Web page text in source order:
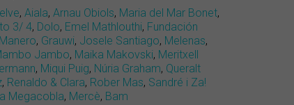
, Aiala, Arnau Obiols, Maria del Mar Bonet,
3/ 4, Dolo, Emel Mathlouthi, Fundación
, Grauwi, Josele Santiago, Melenas,
Jambo, Maika Makovski, Meritxell
, Miqui Puig, Núria Graham, Queralt
, Renaldo & Clara, Rober Mas, Sandré i Za!
Megacobla, Mercè, Bam